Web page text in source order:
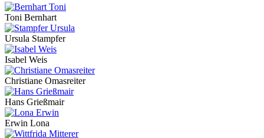
Toni Bernhart
Ursula Stampfer
Isabel Weis
Christiane Omasreiter
Hans Grießmair
Erwin Lona